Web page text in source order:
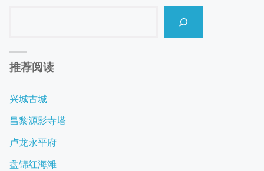
推荐阅读
兴城古城
昌黎源影寺塔
卢龙永平府
盘锦红海滩